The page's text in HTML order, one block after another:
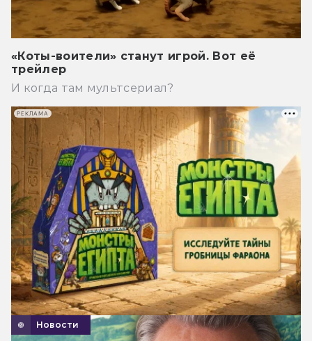
«Коты-воители» станут игрой. Вот её
трейлер
И когда там мультсериал?
Новости
РЕКЛАМА